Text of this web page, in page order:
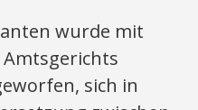
wurde mit
sich in